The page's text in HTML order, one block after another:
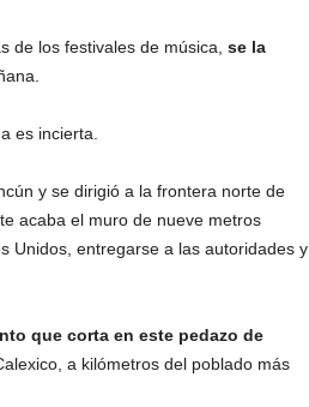
de los festivales de música, se la
es incierta.
y se dirigió a la frontera norte de
acaba el muro de nueve metros
Unidos, entregarse a las autoridades y
que corta en este pedazo de
a kilómetros del poblado más